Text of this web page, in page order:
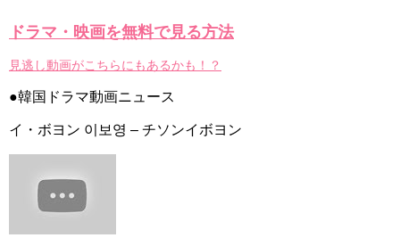
ドラマ・映画を無料で見る方法
見逃し動画がこちらにもあるかも！？
●韓国ドラマ動画ニュース
イ・ボヨン 이보영 – チソンイボヨン